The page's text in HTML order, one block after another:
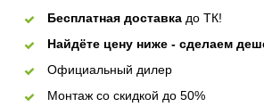
Бесплатная доставка до ТК!
Найдёте цену ниже - сделаем
Официальный дилер
Монтаж со скидкой до 50%